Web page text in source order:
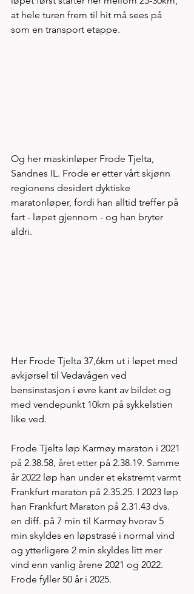
at hele turen frem til hit må sees på
som en transport etappe.
Og her maskinløper Frode Tjelta,
Sandnes IL. Frode er etter vårt skjønn
regionens desidert dyktiske
maratonløper, fordi han alltid treffer på
fart - løpet gjennom - og han bryter
aldri.
Her Frode Tjelta 37,6km ut i løpet med
avkjørsel til Vedavågen ved
bensinstasjon i øvre kant av bildet og
med vendepunkt 10km på sykkelstien
like ved.
Frode Tjelta løp Karmøy maraton i 2021
på 2.38.58, året etter på 2.38.19. Samme
år 2022 løp han under et ekstremt varmt
Frankfurt maraton på 2.35.25. I 2023 løp
han Frankfurt Maraton på 2.31.43 dvs.
en diff. på 7 min til Karmøy hvorav 5
min skyldes en løpstrasé i normal vind
og ytterligere 2 min skyldes litt mer
vind enn vanlig årene 2021 og 2022.
Frode fyller 50 år i 2025.